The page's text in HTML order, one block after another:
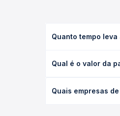
Quanto tempo leva
executivo ou leito)
Qual é o valor da
de poltrona e a
Quais empresas